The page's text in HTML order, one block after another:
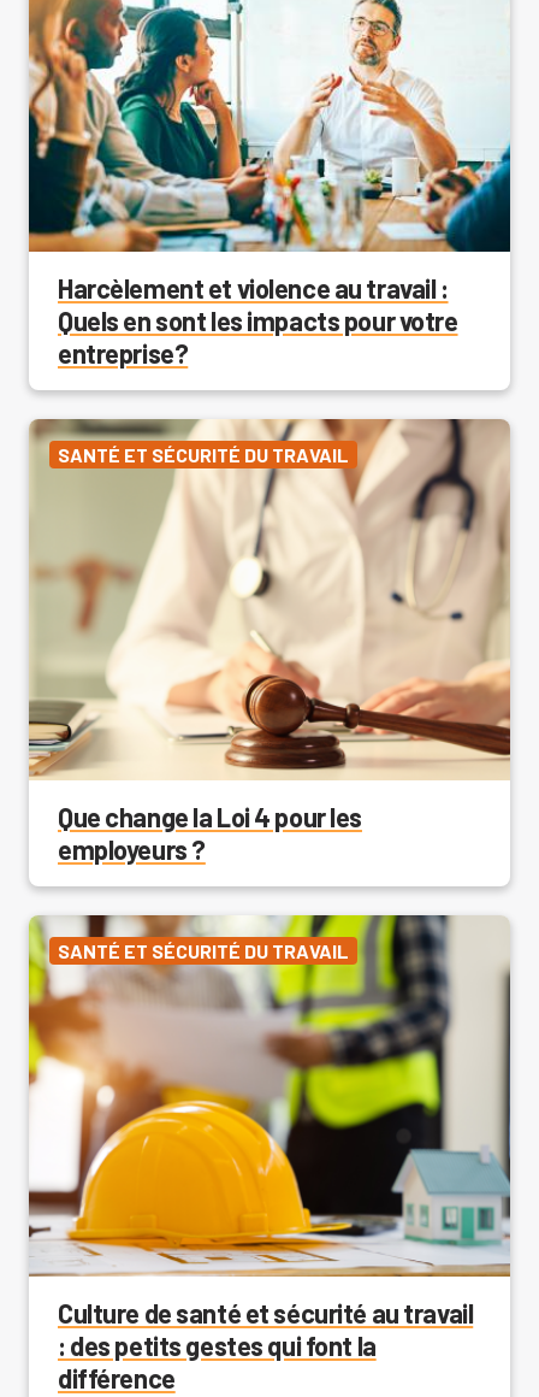
Harcèlement et violence au travail :
Quels en sont les impacts pour votre
entreprise?
SANTÉ ET SÉCURITÉ DU TRAVAIL
Que change la Loi 4 pour les
employeurs ?
SANTÉ ET SÉCURITÉ DU TRAVAIL
Culture de santé et sécurité au travail
: des petits gestes qui font la
différence